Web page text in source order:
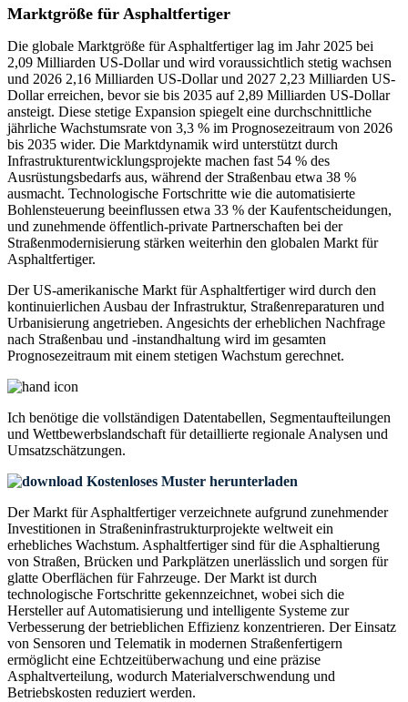
Marktgröße für Asphaltfertiger
Die globale Marktgröße für Asphaltfertiger lag im Jahr 2025 bei
2,09 Milliarden US-Dollar und wird voraussichtlich stetig wachsen
und 2026 2,16 Milliarden US-Dollar und 2027 2,23 Milliarden US-
Dollar erreichen, bevor sie bis 2035 auf 2,89 Milliarden US-Dollar
ansteigt. Diese stetige Expansion spiegelt eine durchschnittliche
jährliche Wachstumsrate von 3,3 % im Prognosezeitraum von 2026
bis 2035 wider. Die Marktdynamik wird unterstützt durch
Infrastrukturentwicklungsprojekte machen fast 54 % des
Ausrüstungsbedarfs aus, während der Straßenbau etwa 38 %
ausmacht. Technologische Fortschritte wie die automatisierte
Bohlensteuerung beeinflussen etwa 33 % der Kaufentscheidungen,
und zunehmende öffentlich-private Partnerschaften bei der
Straßenmodernisierung stärken weiterhin den globalen Markt für
Asphaltfertiger.
Der US-amerikanische Markt für Asphaltfertiger wird durch den
kontinuierlichen Ausbau der Infrastruktur, Straßenreparaturen und
Urbanisierung angetrieben. Angesichts der erheblichen Nachfrage
nach Straßenbau und -instandhaltung wird im gesamten
Prognosezeitraum mit einem stetigen Wachstum gerechnet.
Ich benötige die vollständigen Datentabellen, Segmentaufteilungen
und Wettbewerbslandschaft für detaillierte regionale Analysen und
Umsatzschätzungen.
Kostenloses Muster herunterladen
Der Markt für Asphaltfertiger verzeichnete aufgrund zunehmender
Investitionen in Straßeninfrastrukturprojekte weltweit ein
erhebliches Wachstum. Asphaltfertiger sind für die Asphaltierung
von Straßen, Brücken und Parkplätzen unerlässlich und sorgen für
glatte Oberflächen für Fahrzeuge. Der Markt ist durch
technologische Fortschritte gekennzeichnet, wobei sich die
Hersteller auf Automatisierung und intelligente Systeme zur
Verbesserung der betrieblichen Effizienz konzentrieren. Der Einsatz
von Sensoren und Telematik in modernen Straßenfertigern
ermöglicht eine Echtzeitüberwachung und eine präzise
Asphaltverteilung, wodurch Materialverschwendung und
Betriebskosten reduziert werden.